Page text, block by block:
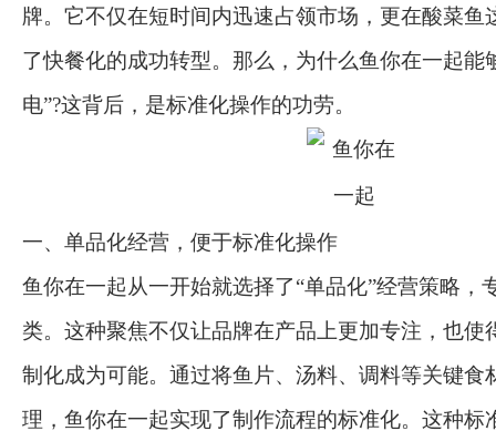
牌。它不仅在短时间内迅速占领市场，更在酸菜鱼
了快餐化的成功转型。那么，为什么鱼你在一起能
电”?这背后，是标准化操作的功劳。
一、单品化经营，便于标准化操作
鱼你在一起从一开始就选择了“单品化”经营策略，
类。这种聚焦不仅让品牌在产品上更加专注，也使
制化成为可能。通过将鱼片、汤料、调料等关键食
理，鱼你在一起实现了制作流程的标准化。这种标